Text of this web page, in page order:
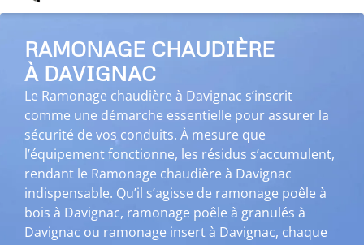
RAMONAGE CHAUDIÈRE
À DAVIGNAC
Le Ramonage chaudière à Davignac s’inscrit
comme une démarche essentielle pour assurer la
sécurité de vos conduits. À mesure que
l’équipement fonctionne, les résidus s’accumulent,
rendant le Ramonage chaudière à Davignac
indispensable. Qu’il s’agisse de ramonage poêle à
bois à Davignac, ramonage poêle à granulés à
Davignac ou ramonage insert à Davignac, chaque